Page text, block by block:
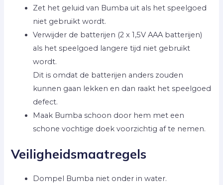
Zet het geluid van Bumba uit als het speelgoed
niet gebruikt wordt.
Verwijder de batterijen (2 x 1,5V AAA batterijen)
als het speelgoed langere tijd niet gebruikt
wordt.
Dit is omdat de batterijen anders zouden
kunnen gaan lekken en dan raakt het speelgoed
defect.
Maak Bumba schoon door hem met een
schone vochtige doek voorzichtig af te nemen.
Veiligheidsmaatregels
Dompel Bumba niet onder in water.